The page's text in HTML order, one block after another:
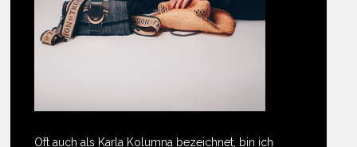
Oft auch als Karla Kolumna bezeichnet, bin ich